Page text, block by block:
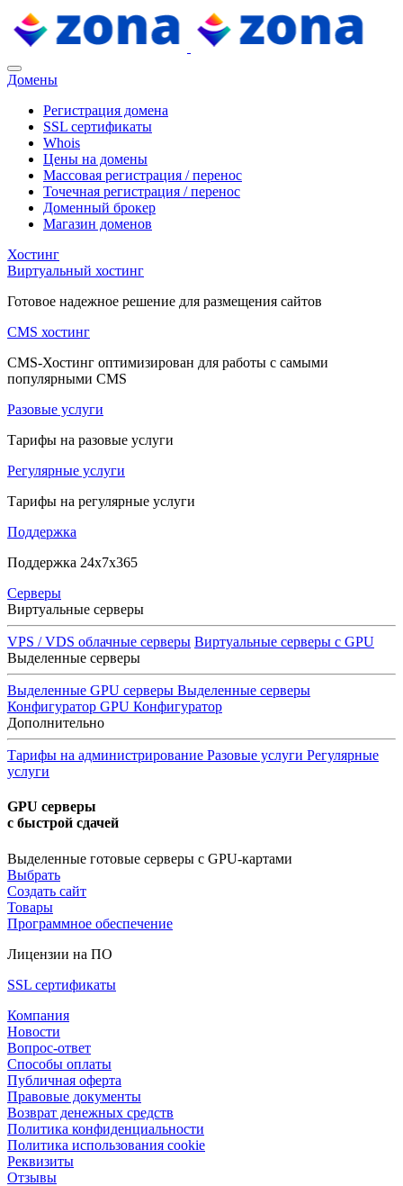
Домены
Регистрация домена
SSL сертификаты
Whois
Цены на домены
Массовая регистрация / перенос
Точечная регистрация / перенос
Доменный брокер
Магазин доменов
Хостинг
Виртуальный хостинг
Готовое надежное решение для размещения сайтов
CMS хостинг
CMS-Хостинг оптимизирован для работы с самыми
популярными CMS
Разовые услуги
Тарифы на разовые услуги
Регулярные услуги
Тарифы на регулярные услуги
Поддержка
Поддержка 24x7x365
Серверы
Виртуальные серверы
VPS / VDS облачные серверы Виртуальные серверы с GPU
Выделенные серверы
Выделенные GPU серверы Выделенные серверы
Конфигуратор GPU Конфигуратор
Дополнительно
Тарифы на администрирование Разовые услуги Регулярные
услуги
GPU серверы
с быстрой сдачей
Выделенные готовые серверы с GPU-картами
Выбрать
Создать сайт
Товары
Программное обеспечение
Лицензии на ПО
SSL сертификаты
Компания
Новости
Вопрос-ответ
Способы оплаты
Публичная оферта
Правовые документы
Возврат денежных средств
Политика конфиденциальности
Политика использования cookie
Реквизиты
Отзывы